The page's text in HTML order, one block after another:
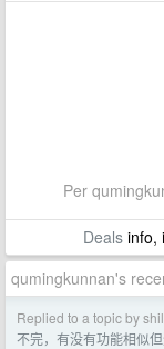
Per
Dealsinfo,
qumingkunnan's
Replied to a topic by
不完，有没有功能相似